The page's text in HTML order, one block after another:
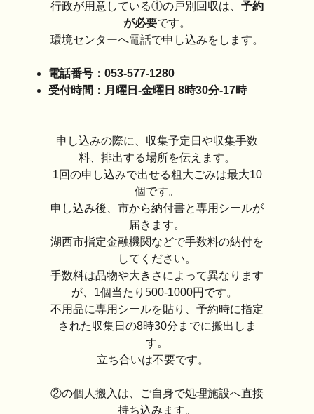
行政が用意している①の戸別回収は、 予約
が必要です。
環境センターへ電話で申し込みをします。
電話番号：053-577-1280
受付時間：月曜日-金曜日 8時30分-17時
申し込みの際に、収集予定日や収集手数
料、排出する場所を伝えます。
1回の申し込みで出せる粗大ごみは最大10
個です。
申し込み後、市から納付書と専用シールが
届きます。
湖西市指定金融機関などで手数料の納付を
してください。
手数料は品物や大きさによって異なります
が、1個当たり500-1000円です。
不用品に専用シールを貼り、予約時に指定
された収集日の8時30分までに搬出しま
す。
立ち合いは不要です。
②の個人搬入は、ご自身で処理施設へ直接
持ち込みます。